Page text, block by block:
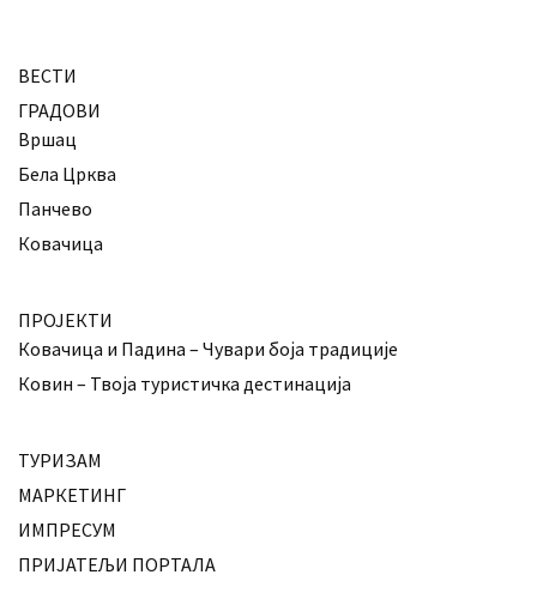
ВЕСТИ
ГРАДОВИ
Вршац
Бела Црква
Панчево
Ковачица
ПРОЈЕКТИ
Ковачица и Падина – Чувари боја традиције
Ковин – Твоја туристичка дестинација
ТУРИЗАМ
МАРКЕТИНГ
ИМПРЕСУМ
ПРИЈАТЕЉИ ПОРТАЛА